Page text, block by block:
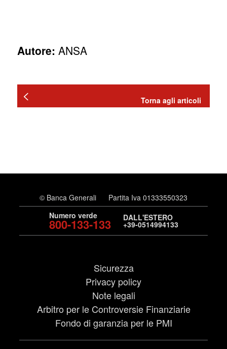
Autore: ANSA
Torna agli articoli
© Banca Generali
Partita Iva 01333550323
Numero verde
800-133-133 DALL'ESTERO
+39-0514994133
Sicurezza
Privacy policy
Note legali
Arbitro per le Controversie Finanziarie
Fondo di garanzia per le PMI